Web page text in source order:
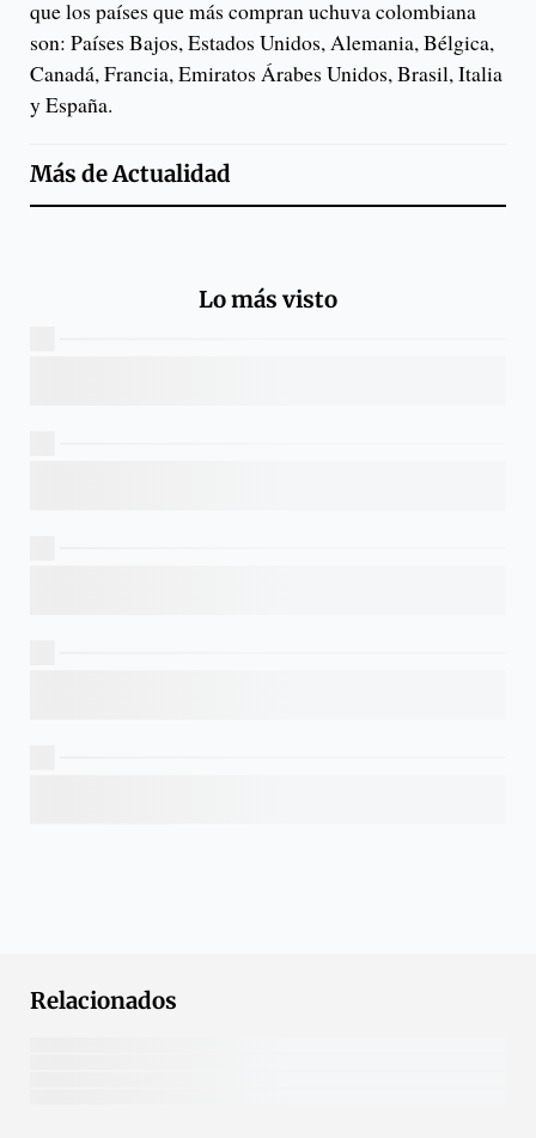
que los países que más compran uchuva colombiana
son: Países Bajos, Estados Unidos, Alemania, Bélgica,
Canadá, Francia, Emiratos Árabes Unidos, Brasil, Italia
y España.
Más deActualidad
Lo más visto
Relacionados